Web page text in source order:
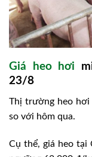
Giá heo hơi
23/8
Thị trường heo hơi
so với hôm qua.
Cụ thể, giá heo tại